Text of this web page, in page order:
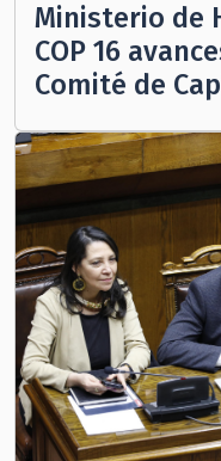
Ministerio de
COP 16
Comité de